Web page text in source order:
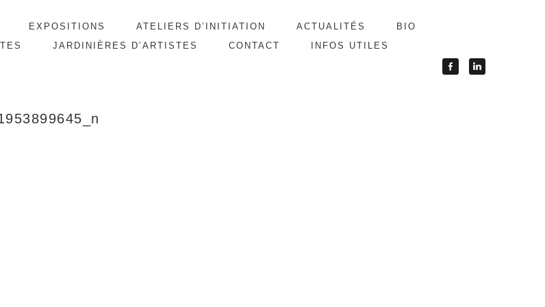
EXPOSITIONS ATELIERS D’INITIATION ACTUALITÉS
BIO
JARDINIÈRES D’ARTISTES CONTACT INFOS UTILES